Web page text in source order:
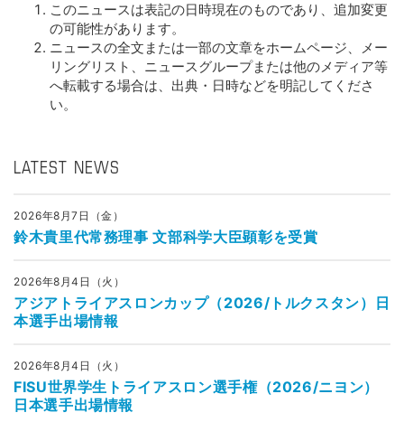
このニュースは表記の日時現在のものであり、追加変更
の可能性があります。
ニュースの全文または一部の文章をホームページ、メー
リングリスト、ニュースグループまたは他のメディア等
へ転載する場合は、出典・日時などを明記してくださ
い。
LATEST NEWS
2026年8月7日（金）
鈴木貴里代常務理事 文部科学大臣顕彰を受賞
2026年8月4日（火）
アジアトライアスロンカップ（2026/トルクスタン）日
本選手出場情報
2026年8月4日（火）
FISU世界学生トライアスロン選手権（2026/ニヨン）
日本選手出場情報